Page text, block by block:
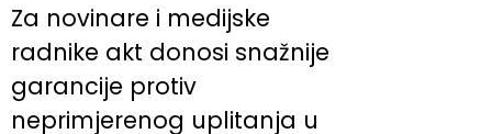
Za novinare i medijske
radnike akt donosi snažnije
garancije protiv
neprimjerenog uplitanja u